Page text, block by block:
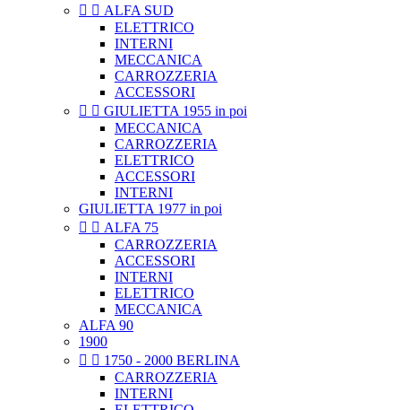
  ALFA SUD
ELETTRICO
INTERNI
MECCANICA
CARROZZERIA
ACCESSORI
  GIULIETTA 1955 in poi
MECCANICA
CARROZZERIA
ELETTRICO
ACCESSORI
INTERNI
GIULIETTA 1977 in poi
  ALFA 75
CARROZZERIA
ACCESSORI
INTERNI
ELETTRICO
MECCANICA
ALFA 90
1900
  1750 - 2000 BERLINA
CARROZZERIA
INTERNI